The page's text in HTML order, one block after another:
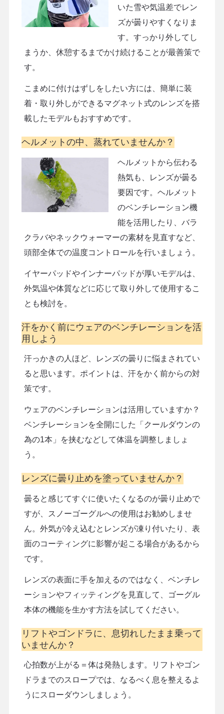
いた雪や気温差でレン
ズが曇りやすくなりま
す。すっかり外してし
まうか、休憩するまでかけ続けることが最善策で
す。
こまめに付けはずしをしたい方には、簡単に装
着・取り外しができるマグネット式のレンズを搭
載したモデルもおすすめです。
ヘルメットの中、蒸れていませんか？
ヘルメットから伝わる
熱気も、レンズが曇る
要因です。ヘルメット
のベンチレーション機
能を活用したり、バラ
クラバやネックウォーマーの素材を見直すなど、
頭部全体での温度コントロールを行いましょう。
イヤーパッドやインナーパッドが厚いモデルは、
外気温や体質などに応じて取り外して使用するこ
とも検討を。
汗をかく前にウェアのベンチレーションを活
用しよう
汗っかきの人ほど、レンズの曇りに悩まされてい
ると思います。ポイントは、汗をかく前からの対
策です。
ウェアのベンチレーションは活用していますか？
ベンチレーションを全開にした「クールダウンの
為の1本」を挟むなどして体温を調整しましょ
う。
レンズに曇り止めを塗っていませんか？
曇ると感じてすぐに使いたくなるのが曇り止めで
すが、スノーゴーグルへの使用はお勧めしませ
ん。外気が冷え込むとレンズが凍り付いたり、表
面のコーティングに影響が起こる場合があるから
です。
レンズの表面に手を加えるのではなく、ベンチレ
ーションやフィッティングを見直して、ゴーグル
本体の機能を生かす方法を試してください。
リフトやゴンドラに、息切れしたまま乗って
いませんか？
心拍数が上がる＝体は発熱します。リフトやゴン
ドラまでのスロープでは、なるべく息を整えるよ
うにスローダウンしましょう。